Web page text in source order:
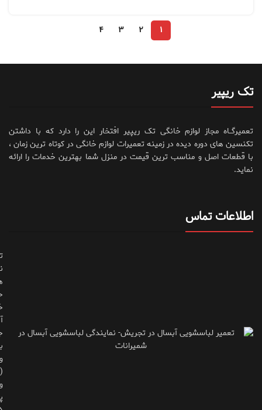
۱ ۲ ۳ ۴
تک ریپیر
تعمیرگــاه مجاز لوازم خانگی تک ریپیر افتخار این را دارد که با داشتن
تکنسین های دوره دیده در زمینه تعمیرات لوازم خانگی در کوتاه ترین زمان ،
با قطعات اصل و مناسب ترین قیمت در منزل شما بهترین خدمات را ارائه
نماید.
اطلاعات تماس